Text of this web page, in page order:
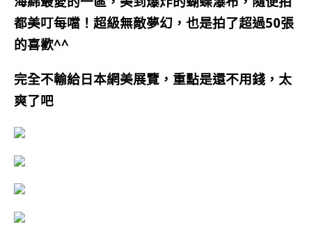
都美叮每噹！超級無敵夢幻，也是拍了超過50張
的喜歡^^
完全不輸給日本網美展覽，重點是還不用錢，太
爽了吧